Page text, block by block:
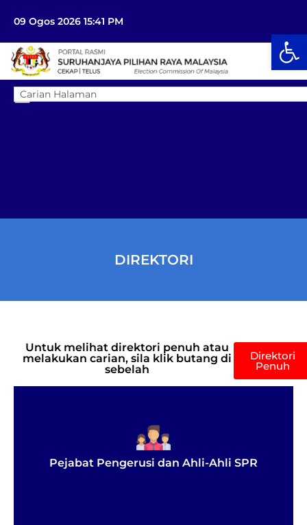
09 Ogos 2026 15:41 PM
DIREKTORI
Untuk melihat direktori penuh atau
melakukan carian, sila klik butang di
sebelah
Direktori
Penuh
Pejabat Pengerusi dan Ahli-Ahli SPR